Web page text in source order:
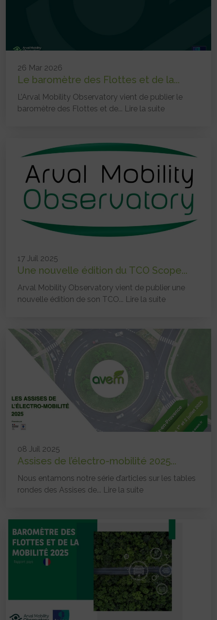
26 Mar 2026
Le baromètre des Flottes et de la...
L’Arval Mobility Observatory vient de publier le
baromètre des Flottes et de... Lire la suite
17 Juil 2025
Une nouvelle édition du TCO Scope...
Arval Mobility Observatory vient de publier une
nouvelle édition de son TCO... Lire la suite
08 Juil 2025
Assises de l’électro-mobilité 2025...
Nous entamons notre série d’articles sur les tables
rondes des Assises de... Lire la suite